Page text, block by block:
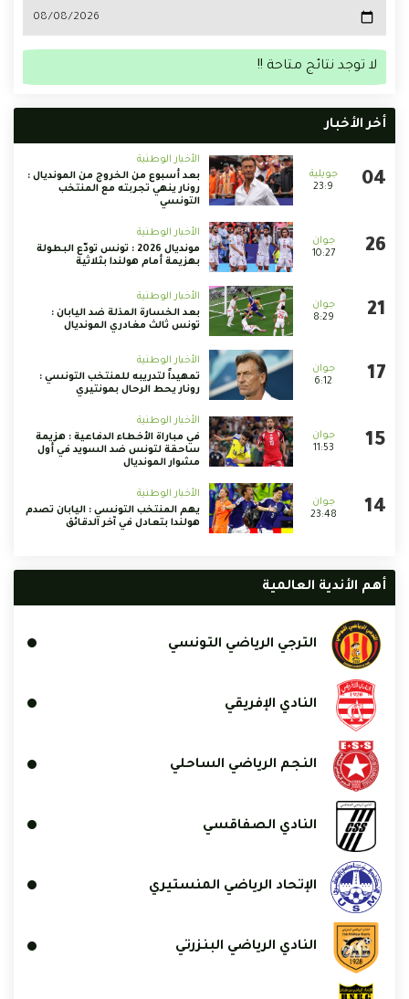
لا توجد نتائج متاحة !!
أخر الأخبار
23:9
الأخبار الوطنية
بعد أسبوع من الخروج من المونديال :
رونار ينهي تجربته مع المنتخب
التونسي
10:27
الأخبار الوطنية
مونديال 2026 : تونس تودّع البطولة
بهزيمة أمام هولندا بثلاثية
8:29
الأخبار الوطنية
بعد الخسارة المذلة ضد اليابان :
تونس ثالث مغادري المونديال
6:12
الأخبار الوطنية
تمهيداً لتدريبه للمنتخب التونسي :
رونار يحط الرحال بمونتيري
11:53
الأخبار الوطنية
في مباراة الأخطاء الدفاعية : هزيمة
ساحقة لتونس ضد السويد في أول
مشوار المونديال
23:48
الأخبار الوطنية
يهم المنتخب التونسي : اليابان تصدم
هولندا بتعادل في آخر الدقائق
أهم الأندية العالمية
الترجي الرياضي التونسي
النادي الإفريقي
النجم الرياضي الساحلي
النادي الصفاقسي
الإتحاد الرياضي المنستيري
النادي الرياضي البنزرتي